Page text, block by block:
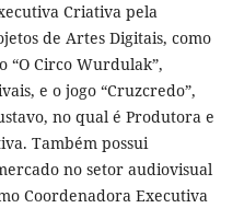
Criativa pela
de Artes Digitais, como
“O Circo Wurdulak”,
e o jogo “Cruzcredo”,
no qual é Produtora e
Também possui
no setor audiovisual
Coordenadora Executiva